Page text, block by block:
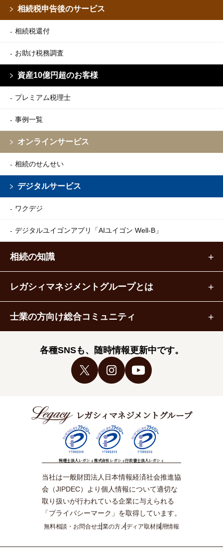
相続税申告後のサービス
相続税還付
お助け税務調査
資産10億円超のお客様
プレミアム税理士
事例一覧
オンラインサービス
相続のせんせい
デジタルサービス
ワクデジ
デジタルユイゴンアプリ 「AIユイゴン Well-B」
相続の知識
レガシィマネジメントグループとは
士業の方向け総合コミュニティ
各種SNSも、随時情報更新中です。
レガシィマネジメントグループ
税理士法人レガシィ株式会社レガシィ行政書士法人レガシィ
当社は一般財団法人日本情報経済社会推進協
会（JIPDEC）より個人情報について適切な
取り扱いが行われている企業に与えられる
「プライバシーマーク」を取得しています。
無料相談・お問合せ士業の方メディア取材採用情報